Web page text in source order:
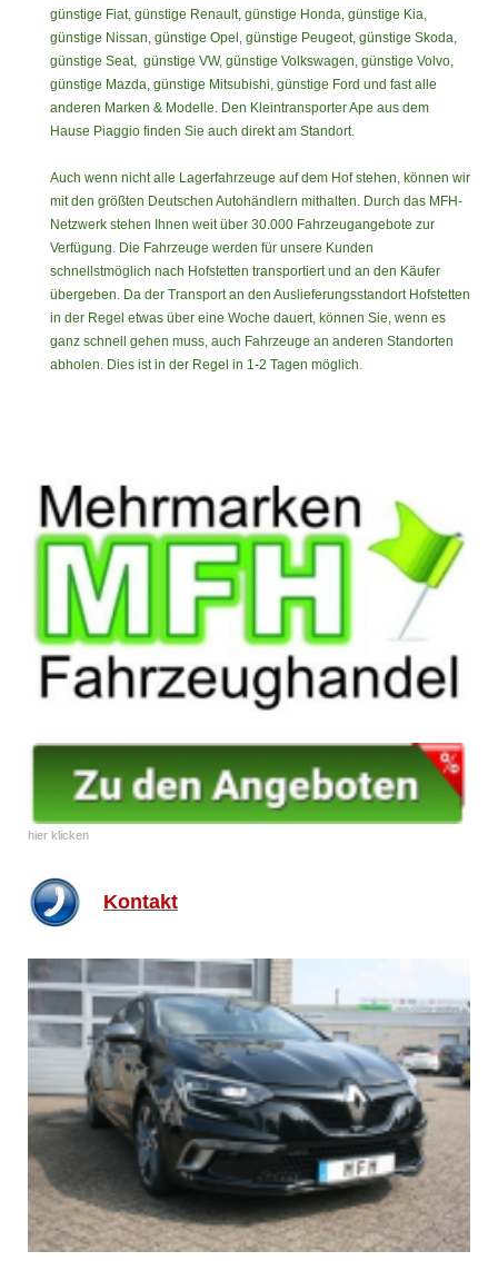
günstige Fiat, günstige Renault, günstige Honda, günstige Kia,
günstige Nissan, günstige Opel, günstige Peugeot, günstige Skoda,
günstige Seat, günstige VW, günstige Volkswagen, günstige Volvo,
günstige Mazda, günstige Mitsubishi, günstige Ford und fast alle
anderen Marken & Modelle. Den Kleintransporter Ape aus dem
Hause Piaggio finden Sie auch direkt am Standort.
Auch wenn nicht alle Lagerfahrzeuge auf dem Hof stehen, können wir
mit den größten Deutschen Autohändlern mithalten. Durch das MFH-
Netzwerk stehen Ihnen weit über 30.000 Fahrzeugangebote zur
Verfügung. Die Fahrzeuge werden für unsere Kunden
schnellstmöglich nach Hofstetten transportiert und an den Käufer
übergeben. Da der Transport an den Auslieferungsstandort Hofstetten
in der Regel etwas über eine Woche dauert, können Sie, wenn es
ganz schnell gehen muss, auch Fahrzeuge an anderen Standorten
abholen. Dies ist in der Regel in 1-2 Tagen möglich
hier klicken
Kontakt